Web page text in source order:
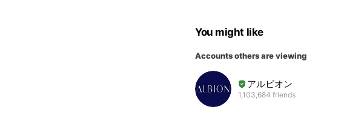
You might like
Accounts others are viewing
アルビオン
1,103,684 friends